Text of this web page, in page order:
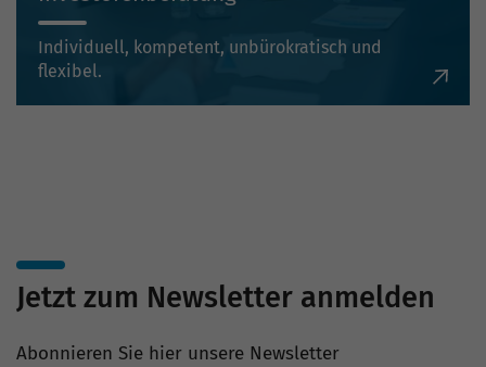
Individuell, kompetent, unbürokratisch und
flexibel.
Jetzt zum Newsletter anmelden
Abonnieren Sie hier unsere Newsletter